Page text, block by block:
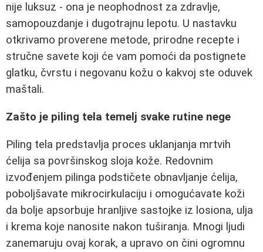
nije luksuz - ona je neophodnost za zdravlje,
samopouzdanje i dugotrajnu lepotu. U nastavku
otkrivamo proverene metode, prirodne recepte i
stručne savete koji će vam pomoći da postignete
glatku, čvrstu i negovanu kožu o kakvoj ste oduvek
maštali.
Zašto je piling tela temelj svake rutine nege
Piling tela predstavlja proces uklanjanja mrtvih
ćelija sa površinskog sloja kože. Redovnim
izvođenjem pilinga podstičete obnavljanje ćelija,
poboljšavate mikrocirkulaciju i omogućavate koži
da bolje apsorbuje hranljive sastojke iz losiona, ulja
i krema koje nanosite nakon tuširanja. Mnogi ljudi
zanemaruju ovaj korak, a upravo on čini ogromnu